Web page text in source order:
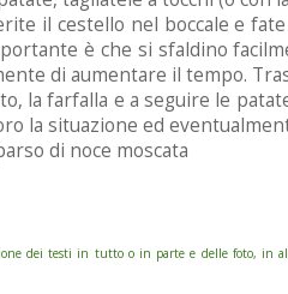
il cestello nel boccale e
è che si sfaldino
di aumentare il tempo.
la farfalla e a seguire le
la situazione ed
di noce moscata
dei testi in tutto o in parte e delle foto, in